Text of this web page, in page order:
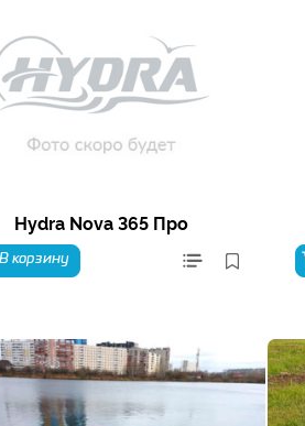
Hydra Nova 365 Про
В корзину